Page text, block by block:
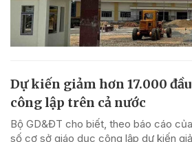
Dự kiến giảm hơn 17.000
công lập trên cả nước
Bộ GD&ĐT cho biết, theo báo cáo
số cơ sở giáo dục công lập dự kiến